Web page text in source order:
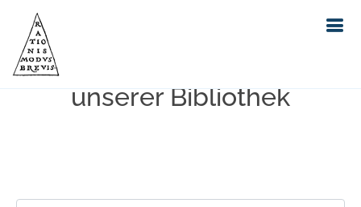
Einfache Suche im Bestand
unserer Bibliothek